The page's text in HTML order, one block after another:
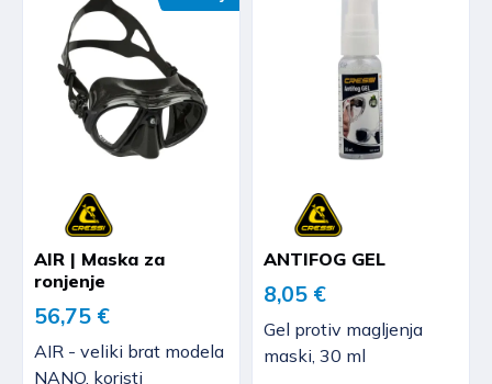
AIR | Maska za
ronjenje
56,75 €
AIR - veliki brat modela
NANO, koristi
ANTIFOG GEL
8,05 €
Gel protiv magljenja
maski, 30 ml